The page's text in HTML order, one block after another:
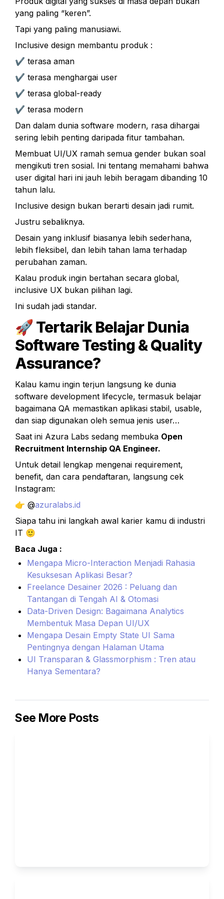
yang paling “keren”.
Tapi yang paling manusiawi.
Inclusive design membantu produk :
✔ terasa aman
✔ terasa menghargai user
✔ terasa global-ready
✔ terasa modern
Dan dalam dunia software modern, rasa dihargai
sering lebih penting daripada fitur tambahan.
Membuat UI/UX ramah semua gender bukan soal
mengikuti tren sosial. Ini tentang memahami bahwa
user digital hari ini jauh lebih beragam dibanding 10
tahun lalu.
Inclusive design bukan berarti desain jadi rumit.
Justru sebaliknya.
Desain yang inklusif biasanya lebih sederhana,
lebih fleksibel, dan lebih tahan lama terhadap
perubahan zaman.
Kalau produk ingin bertahan secara global,
inclusive UX bukan pilihan lagi.
Ini sudah jadi standar.
🚀 Tertarik Belajar Dunia
Software Testing & Quality
Assurance?
Kalau kamu ingin terjun langsung ke dunia
software development lifecycle, termasuk belajar
bagaimana QA memastikan aplikasi stabil, usable,
dan siap digunakan oleh semua jenis user…
Saat ini Azura Labs sedang membuka Open
Recruitment Internship QA Engineer.
Untuk detail lengkap mengenai requirement,
benefit, dan cara pendaftaran, langsung cek
Instagram:
👉 @azuralabs.id
Siapa tahu ini langkah awal karier kamu di industri
IT 🙂
Baca Juga :
Mengapa Micro-Interaction Menjadi Rahasia
Kesuksesan Aplikasi Besar?
Freelance Desainer 2026 : Peluang dan
Tantangan di Tengah AI & Otomasi
Data-Driven Design: Bagaimana Analytics
Membentuk Masa Depan UI/UX
Mengapa Desain Empty State UI Sama
Pentingnya dengan Halaman Utama
UI Transparan & Glassmorphism : Tren atau
Hanya Sementara?
See More Posts